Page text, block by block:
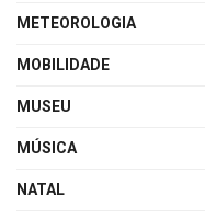
METEOROLOGIA
MOBILIDADE
MUSEU
MÚSICA
NATAL